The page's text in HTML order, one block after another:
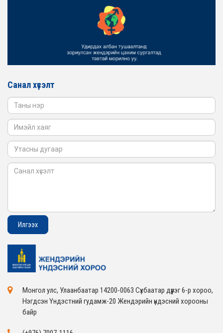
ЖЕНДЭРИЙН ҮНДЭСНИЙ ХОРООНЫ АЖЛЫН АЛБАНЫ
ТӨЛӨӨЛӨЛ БАТЛАН ХАМГААЛАХ ЯАМАНД
Санал хүсэлт
Монгол улс, Улаанбаатар 14200-0063 Сүхбаатар дүүрэг 6-р хороо,
Нэгдсэн Үндэстний гудамж-20 Жендэрийн үндэсний хорооны
байр